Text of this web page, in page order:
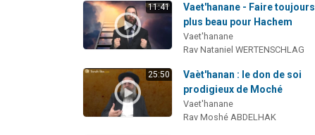
11:41
Vaet'hanane - Faire toujours
plus beau pour Hachem
Vaet'hanane
Rav Nataniel WERTENSCHLAG
25:50
Vaèt'hanan : le don de soi
prodigieux de Moché
Vaet'hanane
Rav Moshé ABDELHAK